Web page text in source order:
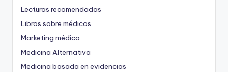
Lecturas recomendadas
Libros sobre médicos
Marketing médico
Medicina Alternativa
Medicina basada en evidencias